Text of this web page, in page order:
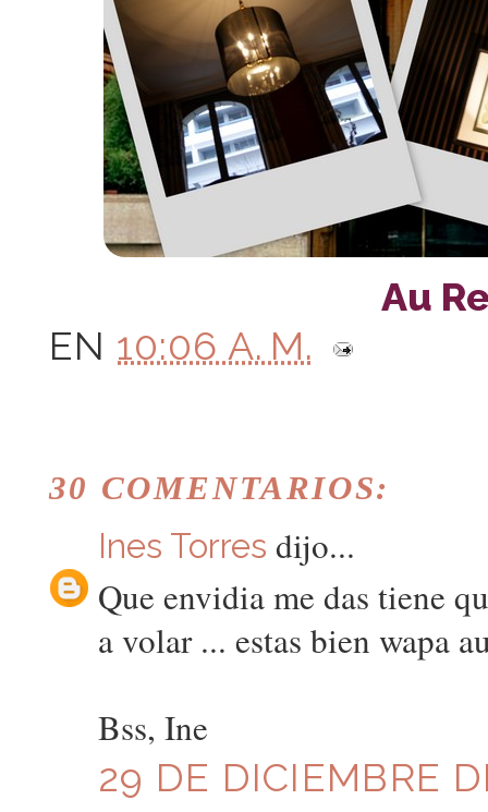
Au
EN 10:06 A. M.
30 COMENTARIOS:
Ines Torres dijo...
Que envidia me das tiene
a volar ... estas bien wapa
Bss, Ine
29 DE DICIEMBRE